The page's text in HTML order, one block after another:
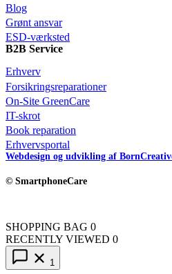
Blog
Grønt ansvar
ESD-værksted
B2B Service
Erhverv
Forsikringsreparationer
On-Site GreenCare
IT-skrot
Book reparation
Erhvervsportal
Webdesign og udvikling af
© SmartphoneCare
SHOPPING BAG 0
RECENTLY VIEWED 0
1